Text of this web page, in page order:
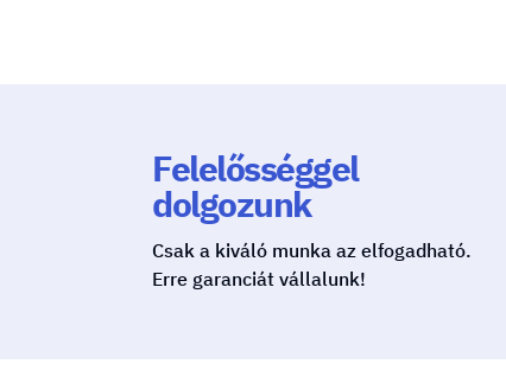
Felelősséggel
dolgozunk
Csak a kiváló munka az elfogadható.
Erre garanciát vállalunk!